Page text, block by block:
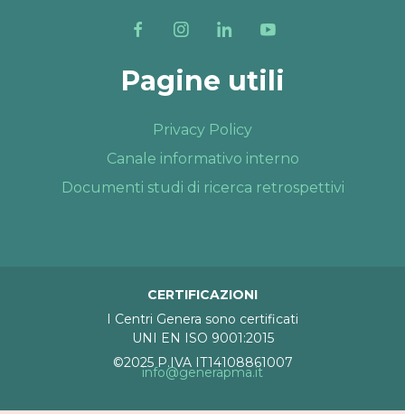
Pagine utili
Privacy Policy
Canale informativo interno
Documenti studi di ricerca retrospettivi
CERTIFICAZIONI
I Centri Genera sono certificati
UNI EN ISO 9001:2015
©2025 P.IVA IT14108861007
info@generapma.it